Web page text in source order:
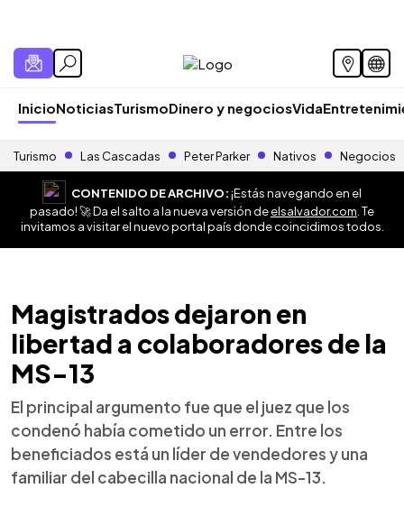
InicioNoticiasTurismoDinero y negociosVida
Turismo Las Cascadas Peter Parker Nativos Negocios
CONTENIDO DE ARCHIVO:¡Estás navegando en el
pasado! 🚀 Da el salto a la nueva versión deelsalvador.com . Te
invitamos a visitar el nuevo portal país donde coincidimos todos.
Magistrados dejaron en
libertad a colaboradores de la
MS-13
El principal argumento fue que el juez que los
condenó había cometido un error. Entre los
beneficiados está un líder de vendedores y una
familiar del cabecilla nacional de la MS-13.